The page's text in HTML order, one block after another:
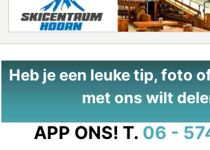
Heb je een leuke tip, foto
met ons wilt
APP ONS! T. 06 -